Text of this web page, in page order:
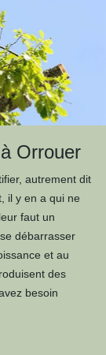
Orrouer
autrement dit
il y en a qui ne
faut un
débarrasser
et au
des
besoin